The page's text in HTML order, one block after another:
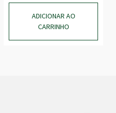
ADICIONAR AO
CARRINHO